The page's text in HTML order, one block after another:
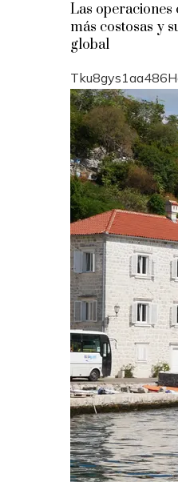
Las operaciones
más costosas y
global
Tku8gys1aa486